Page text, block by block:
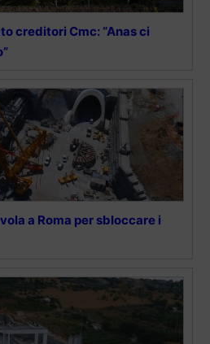
creditori Cmc: “Anas ci
a Roma per sbloccare i